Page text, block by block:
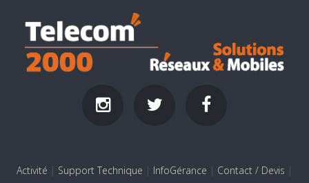
Activité | Support Technique | InfoGérance | Contact / Devis |